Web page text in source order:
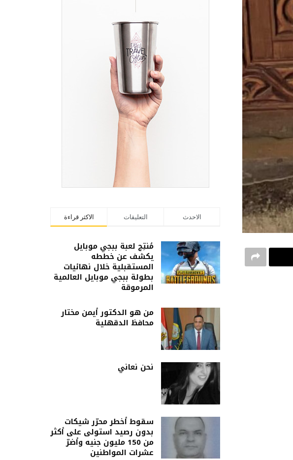
الاكثر قراءة التعليقات الاحدث
مُنتِج لعبة ببجي موبايل
يكشف عن خططه
المستقبلية خلال نهائيات
بطولة ببجي موبايل العالمية
المرموقة
من هو الدكتور أيمن مختار
محافظ الدقهلية
نحن نعاني
سقوط أخطر محرّر شيكات
بدون رصيد استولى على أكثر
من 150 مليون جنيه وأضرّ
عشرات المواطنين